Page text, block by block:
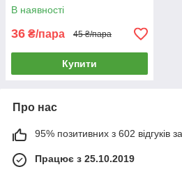
В наявності
36 ₴/пара 45 ₴/пара
Купити
Про нас
95% позитивних з 602 відгуків
Працює з 25.10.2019